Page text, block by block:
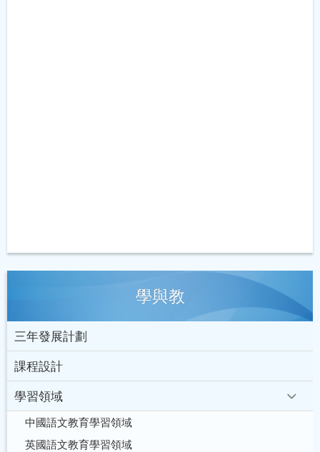
學與教
三年發展計劃
課程設計
學習領域
中國語文教育學習領域
英國語文教育學習領域